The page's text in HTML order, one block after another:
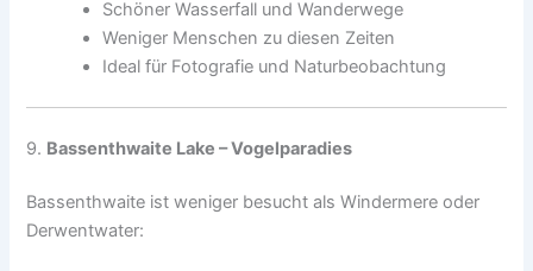
Schöner Wasserfall und Wanderwege
Weniger Menschen zu diesen Zeiten
Ideal für Fotografie und Naturbeobachtung
9. Bassenthwaite Lake – Vogelparadies
Bassenthwaite ist weniger besucht als Windermere oder
Derwentwater: